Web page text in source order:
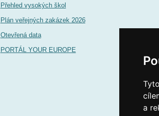
a
Přehled vysokých škol
Plán veřejných zakázek 2026
Otevřená data
PORTÁL YOUR EUROPE